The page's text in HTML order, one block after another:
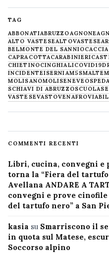
TAG
ABBONATIABRUZZOAGNONE
ALTO VASTESEALTOVASTESE
BELMONTE DEL SANNIOCACCIA
CAPRACOTTACARABINIERI
CHIETINOCINGHIALICOVID19
INCIDENTEISERNIAM5S
MOLISANOMOLISENEVE
SCHIAVI DI ABRUZZOSCUOLA
VASTESEVASTOVENAFRO
COMMENTI RECENTI
Libri, cucina, convegni
torna la “Fiera del
Avellana ANDARE A
convegni e prove
del tartufo nero” a San
kasia su Smarriscono il
in quota sul Matese,
Soccorso alpino